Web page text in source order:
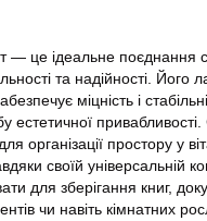
— це ідеальне поєднання
та надійності. Його
міцність і
естетичної
організації простору у
своїй універсальній
для зберігання книг,
чи навіть кімнатних